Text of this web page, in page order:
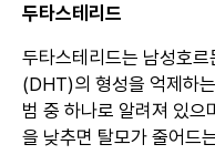
두타스테리드
두타스테리드는 남성호
(DHT)의 형성을 억제하
범 중 하나로 알려져 있
을 낮추면 탈모가 줄어드